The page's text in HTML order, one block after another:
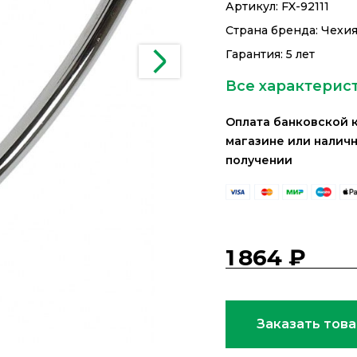
Артикул: FX-92111
Страна бренда:
Гарантия: 5 лет
Все
Оплата банковской
магазине или
получении
1 864 ₽
Заказать